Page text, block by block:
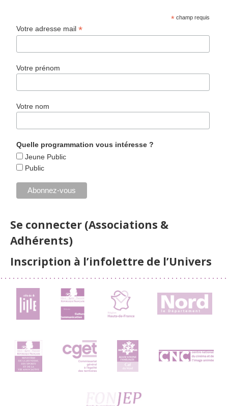
* champ requis
Votre adresse mail*
Votre prénom
Votre nom
Quelle programmation vous intéresse ?
Jeune Public
Public
Se connecter (Associations &
Adhérents)
Inscription à l’infolettre de l’Univers